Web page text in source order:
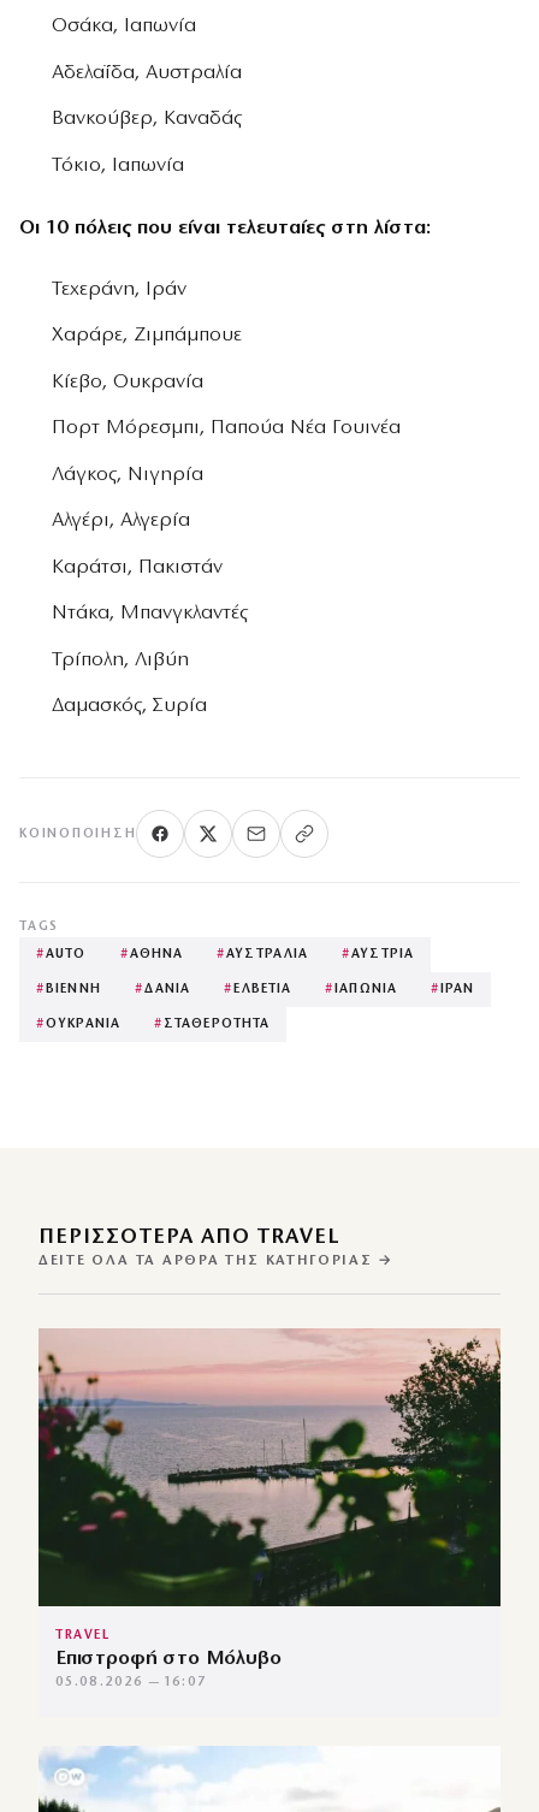
Οσάκα, Ιαπωνία
Αδελαΐδα, Αυστραλία
Βανκούβερ, Καναδάς
Τόκιο, Ιαπωνία
Οι 10 πόλεις που είναι τελευταίες στη λίστα:
Τεχεράνη, Ιράν
Χαράρε, Ζιμπάμπουε
Κίεβο, Ουκρανία
Πορτ Μόρεσμπι, Παπούα Νέα Γουινέα
Λάγκος, Νιγηρία
Αλγέρι, Αλγερία
Καράτσι, Πακιστάν
Ντάκα, Μπανγκλαντές
Τρίπολη, Λιβύη
Δαμασκός, Συρία
ΚΟΙΝΟΠΟΊΗΣΗ
TAGS
#AUTO #ΑΘΗΝΑ #ΑΥΣΤΡΑΛΙΑ #ΑΥΣΤΡΙΑ
#ΒΙΕΝΝΗ #ΔΑΝΙΑ #ΕΛΒΕΤΙΑ #ΙΑΠΩΝΙΑ #ΙΡΑΝ
#ΟΥΚΡΑΝΙΑ # ΣΤΑΘΕΡΟΤΗΤΑ
ΠΕΡΙΣΣΌΤΕΡΑ ΑΠΌ TRAVEL
ΔΕΊΤΕ ΌΛΑ ΤΑ ΆΡΘΡΑ ΤΗΣ ΚΑΤΗΓΟΡΊΑΣ →
TRAVEL
Επιστροφή στο Μόλυβο
05.08.2026 — 16:07